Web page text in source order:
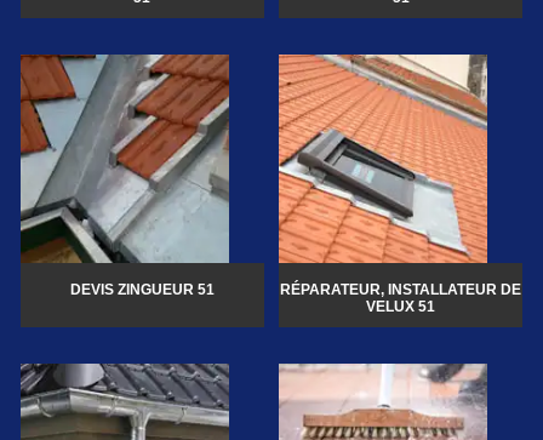
DEVIS ZINGUEUR 51
RÉPARATEUR, INSTALLATEUR DE
VELUX 51